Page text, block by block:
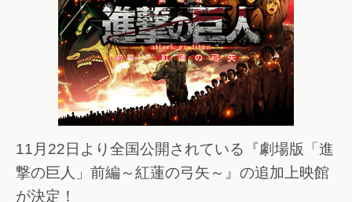
11月22日より全国公開されている『劇場版「進
撃の巨人」前編～紅蓮の弓矢～』の追加上映館
が決定！